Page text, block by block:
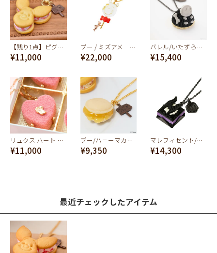
【残り1点】ピグレット / ストロベリー クッキーサンドアイス バッグチャーム【ディズニー アクセサリー】
¥11,000
プー / ミズアメ ネックレス【スペシャルパッケージつき】【ディズニー アクセサリー】
¥22,000
バレル/いたずらケーキ ネックレス【ディズニー アクセサリー】【ナイトメアー・ビフォア・クリスマス】
¥15,400
リュクス ハート ショコラ ネックレス(ピンク)
¥11,000
プー/ハニーマカロン ネックレス【ディズニー アクセサリー】
¥9,350
マレフィセント/エヴィルマジックプチケーキ ネックレス【ディズニー アクセサリー】
¥14,300
最近チェックしたアイテム